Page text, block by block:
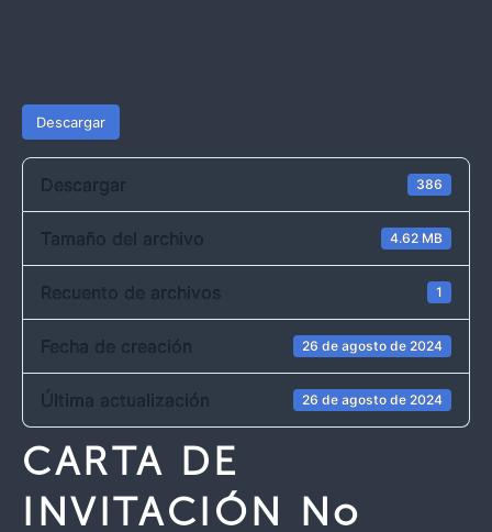
Descargar
Descargar 386
Tamaño del archivo 4.62 MB
Recuento de archivos 1
Fecha de creación 26 de agosto de 2024
Última actualización 26 de agosto de 2024
CARTA DE
INVITACIÓN No